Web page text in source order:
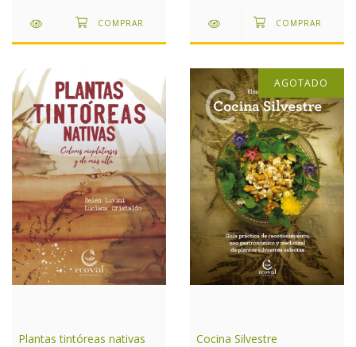
Plantas tintóreas nativas
AGOTADO
Cocina Silvestre